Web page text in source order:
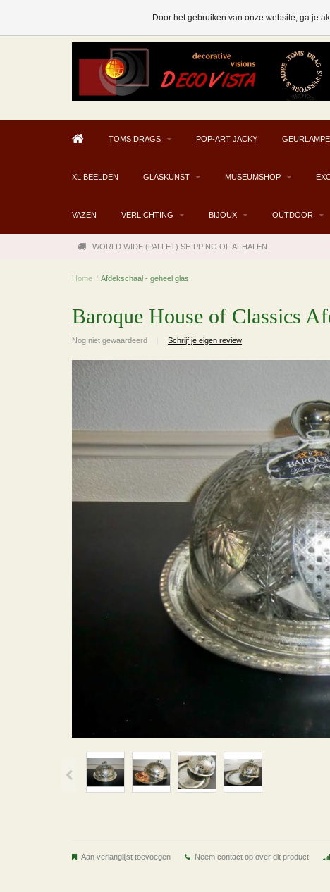
TOMS DRAGS POP-ART JACKY
XL BEELDEN GLASKUNST MUSEUMSHOP
VAZEN VERLICHTING BIJOUX OUTDOOR
WORLD WIDE (PALLET) SHIPPING OF AFHALEN
Home / Afdekschaal - geheel glas
Baroque House of Classics
Nog niet gewaardeerd Schrijf je eigen review
Aan verlanglijst toevoegen Neem contact op over dit product
Door het gebruiken van onze website, ga je